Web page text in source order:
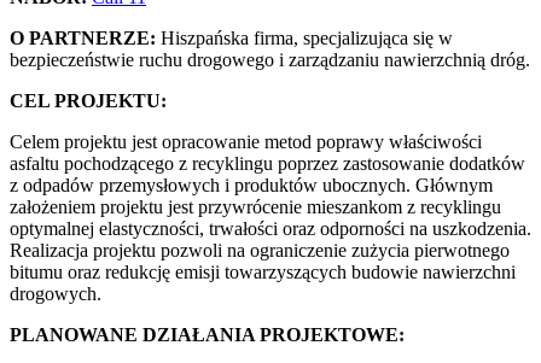
O PARTNERZE: Hiszpańska firma, specjalizująca się w
bezpieczeństwie ruchu drogowego i zarządzaniu nawierzchnią dróg.
CEL PROJEKTU:
Celem projektu jest opracowanie metod poprawy właściwości
asfaltu pochodzącego z recyklingu poprzez zastosowanie dodatków
z odpadów przemysłowych i produktów ubocznych. Głównym
założeniem projektu jest przywrócenie mieszankom z recyklingu
optymalnej elastyczności, trwałości oraz odporności na uszkodzenia.
Realizacja projektu pozwoli na ograniczenie zużycia pierwotnego
bitumu oraz redukcję emisji towarzyszących budowie nawierzchni
drogowych.
PLANOWANE DZIAŁANIA PROJEKTOWE: